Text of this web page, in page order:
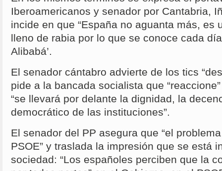
Iberoamericanos y senador por Cantabria,
incide en que “España no aguanta más, es
lleno de rabia por lo que se conoce cada
Alibabá’.
El senador cántabro advierte de los tics
pide a la bancada socialista que
“se llevará por delante la dignidad, la
democrático de las instituciones”.
El senador del PP asegura que “el
PSOE” y traslada la impresión que se está
sociedad: “Los españoles perciben que la